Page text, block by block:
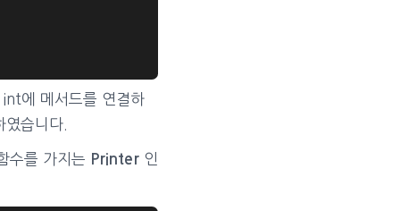
에 메서드를 연결하
습니다.
수를 가지는 Printer 인